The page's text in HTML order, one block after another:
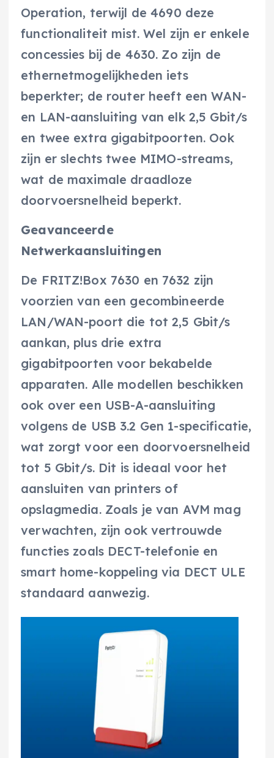
Operation, terwijl de 4690 deze
functionaliteit mist. Wel zijn er enkele
concessies bij de 4630. Zo zijn de
ethernetmogelijkheden iets
beperkter; de router heeft een WAN-
en LAN-aansluiting van elk 2,5 Gbit/s
en twee extra gigabitpoorten. Ook
zijn er slechts twee MIMO-streams,
wat de maximale draadloze
doorvoersnelheid beperkt.
Geavanceerde
Netwerkaansluitingen
De FRITZ!Box 7630 en 7632 zijn
voorzien van een gecombineerde
LAN/WAN-poort die tot 2,5 Gbit/s
aankan, plus drie extra
gigabitpoorten voor bekabelde
apparaten. Alle modellen beschikken
ook over een USB-A-aansluiting
volgens de USB 3.2 Gen 1-specificatie,
wat zorgt voor een doorvoersnelheid
tot 5 Gbit/s. Dit is ideaal voor het
aansluiten van printers of
opslagmedia. Zoals je van AVM mag
verwachten, zijn ook vertrouwde
functies zoals DECT-telefonie en
smart home-koppeling via DECT ULE
standaard aanwezig.